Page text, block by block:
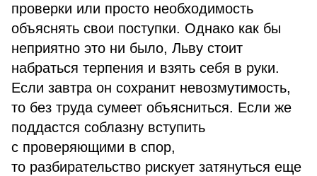
проверки или просто необходимость
объяснять свои поступки. Однако как бы
неприятно это ни было, Льву стоит
набраться терпения и взять себя в руки.
Если завтра он сохранит невозмутимость,
то без труда сумеет объясниться. Если же
поддастся соблазну вступить
с проверяющими в спор,
то разбирательство рискует затянуться еще